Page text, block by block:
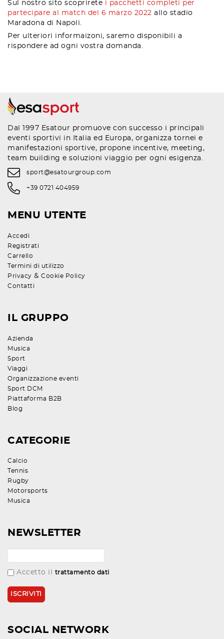
Sul nostro sito scoprirete i pacchetti completi per
partecipare al match del 6 marzo 2022 allo stadio
Maradona di Napoli.
Per ulteriori informaizoni, saremo disponibili a
rispondere ad ogni vostra domanda.
Dal 1997 Esatour promuove con successo i principali
eventi sportivi in Italia ed Europa, organizza tornei e
manifestazioni sportive, propone incentive, meeting,
team building e soluzioni viaggio per ogni esigenza.
sport@esatourgroup.com
+39 0721 404959
MENU UTENTE
Accedi
Registrati
Carrello
Termini di utilizzo
Privacy & Cookie Policy
Contatti
IL GRUPPO
Azienda
Musica
Sport
Viaggi
Organizzazione eventi
Sport DCM
Piattaforma B2B
Blog
CATEGORIE
Calcio
Tennis
Rugby
Motorsports
Musica
NEWSLETTER
Accetto il trattamento dati
SOCIAL NETWORK